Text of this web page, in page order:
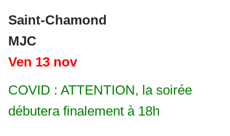
Saint-Chamond
MJC
Ven 13 nov
COVID : ATTENTION, la soirée
débutera finalement à 18h